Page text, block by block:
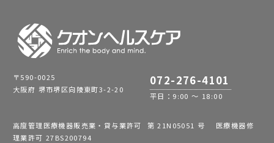
〒590-0025
大阪府 堺市堺区向陵東町3-2-20
072-276-4101
平日：9:00 ～ 18:00
高度管理医療機器販売業・貸与業許可 第 21N05051 号 医療機器修
理業許可 27BS200794